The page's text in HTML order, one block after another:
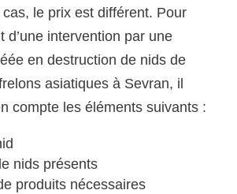
le prix est différent. Pour
d’une intervention par une
en destruction de nids de
asiatiques à Sevran, il
compte les éléments suivants :
nids présents
produits nécessaires